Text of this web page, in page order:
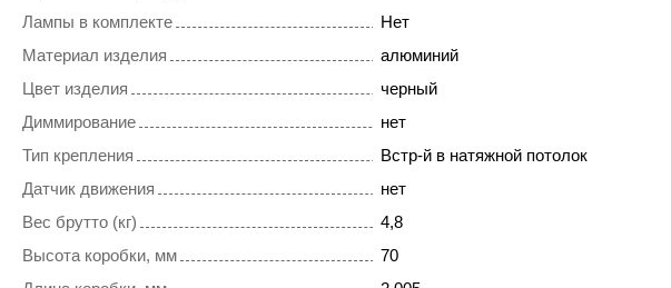
Лампы в комплекте
Нет
Материал изделия
алюминий
Цвет изделия
черный
Диммирование
нет
Тип крепления
Встр-й в натяжной потолок
Датчик движения
нет
Вес брутто (кг)
4,8
Высота коробки, мм
70